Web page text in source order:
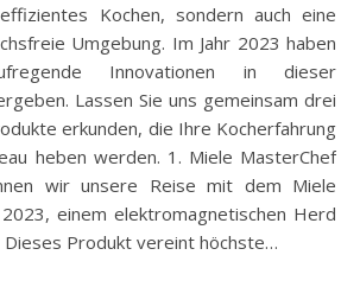
Kochen, sondern auch eine
Umgebung. Im Jahr 2023 haben
Innovationen in dieser
Lassen Sie uns gemeinsam drei
erkunden, die Ihre Kocherfahrung
heben werden. 1. Miele MasterChef
wir unsere Reise mit dem Miele
einem elektromagnetischen Herd
Dieses Produkt vereint höchste…